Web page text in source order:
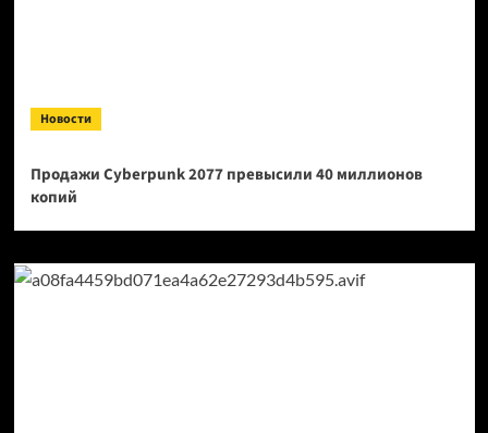
Новости
Продажи Cyberpunk 2077 превысили 40 миллионов
копий